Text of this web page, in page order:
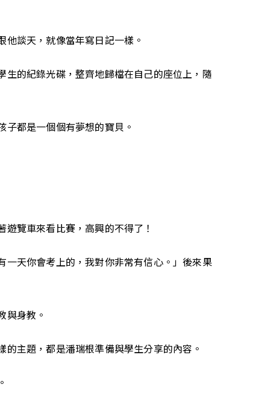
談天，就像當年寫日記一樣。
的紀錄光碟，整齊地歸檔在自己的座位上，隨
都是一個個有夢想的寶貝。
覽車來看比賽，高興的不得了！
一天你會考上的，我對你非常有信心。」後來果
與身教。
主題，都是潘瑞根準備與學生分享的內容。